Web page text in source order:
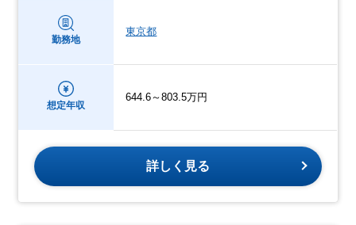
勤務地
東京都
想定年収
644.6～803.5万円
詳しく見る